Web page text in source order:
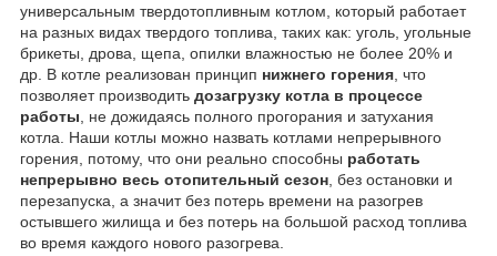
универсальным твердотопливным котлом, который работает
на разных видах твердого топлива, таких как: уголь, угольные
брикеты, дрова, щепа, опилки влажностью не более 20% и
др. В котле реализован принцип нижнего горения , что
позволяет производить дозагрузку котла в процессе
работы , не дожидаясь полного прогорания и затухания
котла. Наши котлы можно назвать котлами непрерывного
горения, потому, что они реально способны работать
непрерывно весь отопительный сезон , без остановки и
перезапуска, а значит без потерь времени на разогрев
остывшего жилища и без потерь на большой расход топлива
во время каждого нового разогрева.